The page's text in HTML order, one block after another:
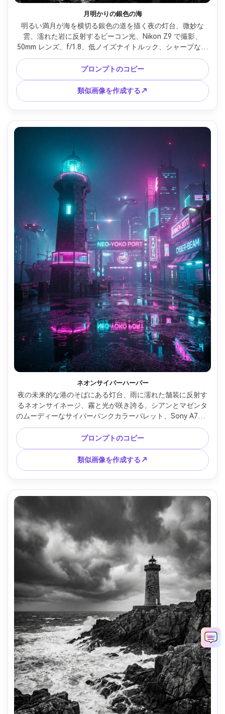
月明かりの銀色の海
明るい満月が海を横切る銀色の道を描く夜の灯台、微妙な
雲、濡れた岩に反射するビーコン光、Nikon Z9 で撮影、
50mm レンズ、f/1.8、低ノイズナイトルック、シャープな焦
点、映画のようなコントラスト、フォトリアルなハイライト
と影 --ar 4:5
プロンプトのコピー
類似画像を作成する↗
ネオンサイバーハーバー
夜の未来的な港のそばにある灯台、雨に濡れた舗装に反射す
るネオンサイネージ、霧と光が咲き誇る、シアンとマゼンタ
のムーディーなサイバーパンクカラーパレット、Sony A7S III
で撮影、35mmレンズ、f/1.4、浅い被写界深度、映画のよう
な照明、フォトリアルな雨と輝き --ar 4:5
プロンプトのコピー
類似画像を作成する↗